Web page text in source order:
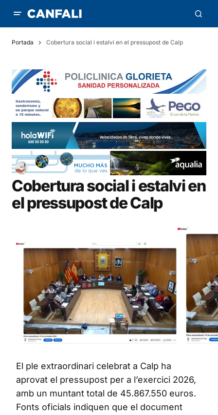
Portada Cobertura social i estalvi en el pressupost de Calp
Cobertura social i estalvi en
el pressupost de Calp
El ple extraordinari celebrat a Calp ha
aprovat el pressupost per a l’exercici 2026,
amb un muntant total de 45.867.550 euros.
Fonts oficials indiquen que el document